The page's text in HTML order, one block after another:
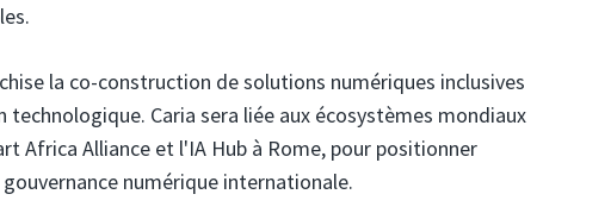
la co-construction de solutions numériques inclusives
Caria sera liée aux écosystèmes mondiaux
Africa Alliance et l'IA Hub à Rome, pour positionner
numérique internationale.